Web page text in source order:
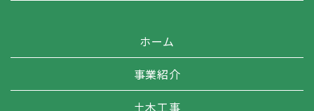
ホーム
事業紹介
土木工事